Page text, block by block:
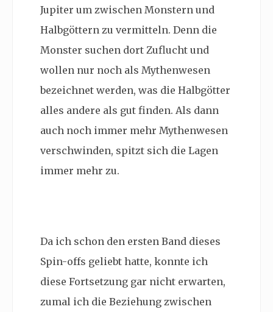
Jupiter um zwischen Monstern und
Halbgöttern zu vermitteln. Denn die
Monster suchen dort Zuflucht und
wollen nur noch als Mythenwesen
bezeichnet werden, was die Halbgötter
alles andere als gut finden. Als dann
auch noch immer mehr Mythenwesen
verschwinden, spitzt sich die Lagen
immer mehr zu.
Da ich schon den ersten Band dieses
Spin-offs geliebt hatte, konnte ich
diese Fortsetzung gar nicht erwarten,
zumal ich die Beziehung zwischen